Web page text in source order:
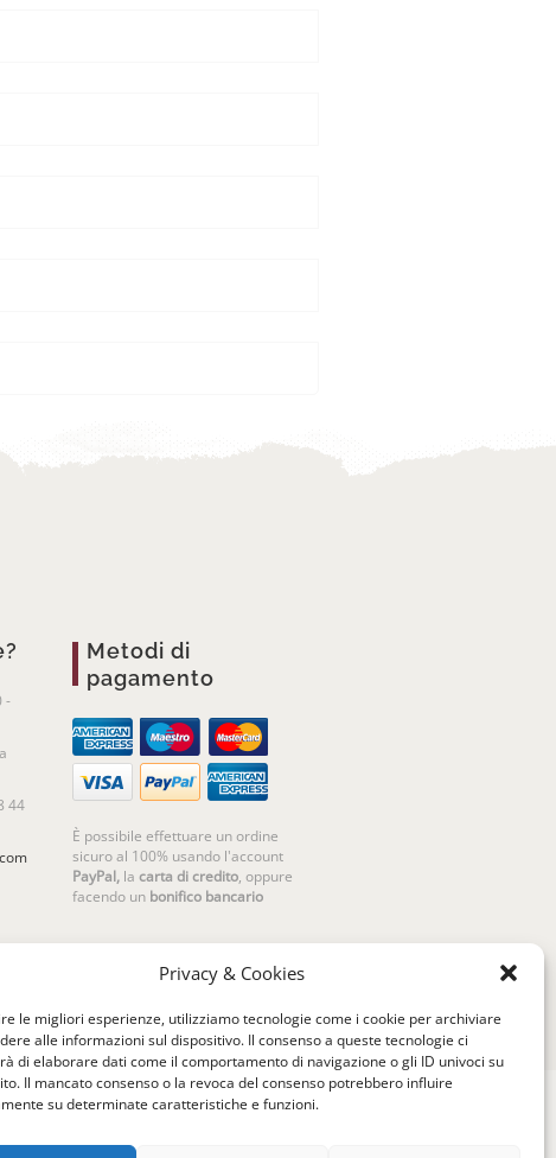
Privacy & Cookies
le migliori esperienze, utilizziamo tecnologie come i cookie per archiviare
alle informazioni sul dispositivo. Il consenso a queste tecnologie ci
di elaborare dati come il comportamento di navigazione o gli ID univoci su
Il mancato consenso o la revoca del consenso potrebbero influire
su determinate caratteristiche e funzioni.
-
44
Metodi di
pagamento
È possibile effettuare un ordine
sicuro al 100% usando l'account
PayPal, lacarta di credito, oppure
facendo un bonifico bancario
| Cannaregio 2681 - 30121 Venezia Italy |
| P.IVA 04351720273 | © 2019 All rights reserved